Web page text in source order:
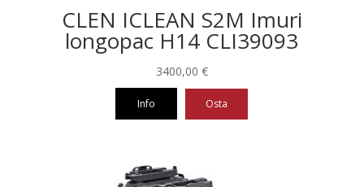
CLEN ICLEAN S2M Imuri
longopac H14 CLI39093
3400,00 €
Info Osta